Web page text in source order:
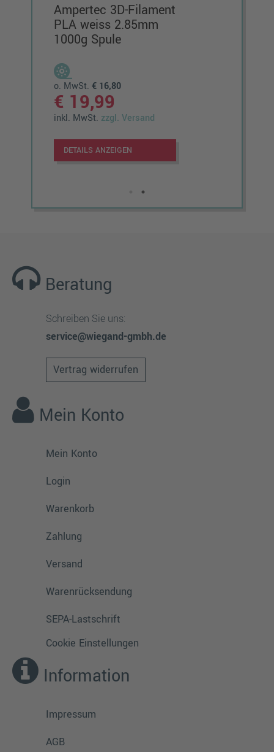
Ampertec 3D-Filament
PLA weiss 2.85mm
1000g Spule
o. MwSt.€ 16,80
€ 19,99
inkl. MwSt. zzgl. Versand
DETAILS ANZEIGEN
Beratung
Schreiben Sie uns:
service@wiegand-gmbh.de
Vertrag widerrufen
Mein Konto
Mein Konto
Login
Warenkorb
Zahlung
Versand
Warenrücksendung
SEPA-Lastschrift
Cookie Einstellungen
Information
Impressum
AGB